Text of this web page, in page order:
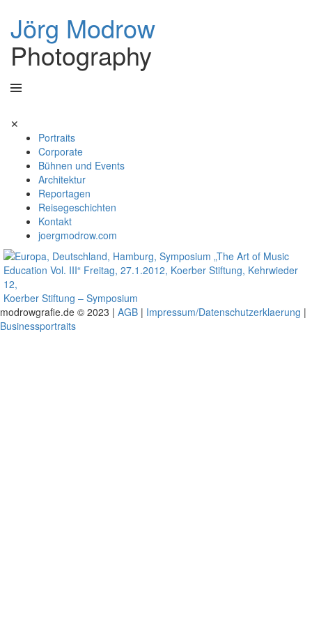
Jörg Modrow
Photography
Skip
content
✕
Portraits
Corporate
Bühnen und Events
Architektur
Reportagen
Reisegeschichten
Kontakt
joergmodrow.com
Koerber Stiftung – Symposium
modrowgrafie.de © 2023 | AGB | Impressum/Datenschutzerklaerung |
Businessportraits